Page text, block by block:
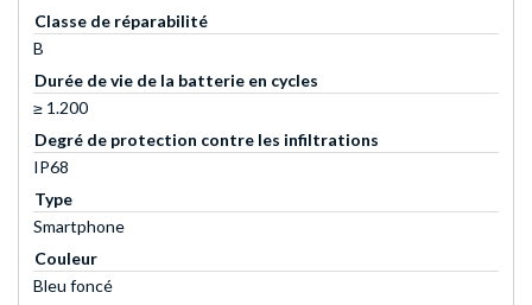
Classe de réparabilité
B
Durée de vie de la batterie en cycles
≥ 1.200
Degré de protection contre les infiltrations
IP68
Type
Smartphone
Couleur
Bleu foncé